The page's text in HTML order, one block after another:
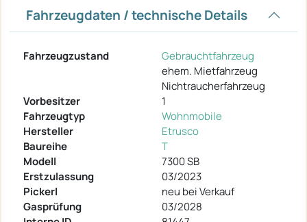
Fahrzeugdaten / technische Details
Fahrzeugzustand
Gebrauchtfahrzeug
ehem. Mietfahrzeug
Nichtraucherfahrzeug
Vorbesitzer
1
Fahrzeugtyp
Wohnmobile
Hersteller
Etrusco
Baureihe
T
Modell
7300 SB
Erstzulassung
03/2023
Pickerl
neu bei Verkauf
Gasprüfung
03/2028